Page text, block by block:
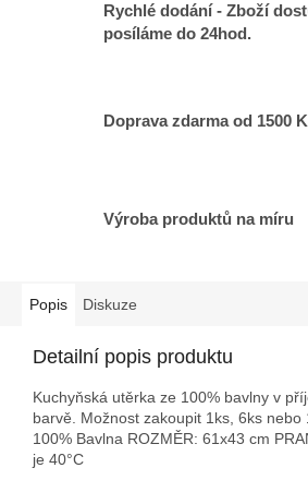
Rychlé dodání - Zboží
posíláme do 24hod.
Doprava zdarma od 1500
Výroba produktů na míru
Popis Diskuze
Detailní popis produktu
Kuchyňská utěrka ze 100% bavlny v
barvě. Možnost zakoupit 1ks, 6ks nebo
100% Bavlna ROZMĚR: 61x43 cm
je 40°C